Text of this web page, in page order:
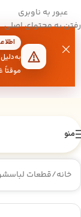
عبور به ناوبری
رفتن به محتوای اصلی
موقتاً
منو
خانه/قطعات